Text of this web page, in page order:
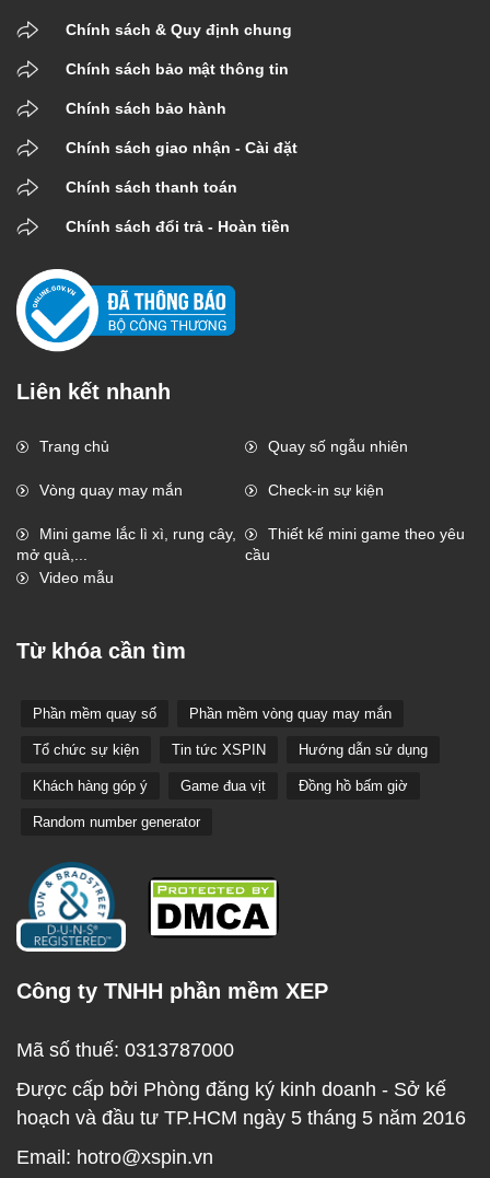
Chính sách & Quy định chung
Chính sách bảo mật thông tin
Chính sách bảo hành
Chính sách giao nhận - Cài đặt
Chính sách thanh toán
Chính sách đổi trả - Hoàn tiền
Liên kết nhanh
Trang chủ Quay số ngẫu nhiên
Vòng quay may mắn Check-in sự kiện
Mini game lắc lì xì, rung cây,
mở quà,...
Thiết kế mini game theo yêu
cầu
Video mẫu
Từ khóa cần tìm
Phần mềm quay số Phần mềm vòng quay may mắn
Tổ chức sự kiện Tin tức XSPIN Hướng dẫn sử dụng
Khách hàng góp ý Game đua vịt Đồng hồ bấm giờ
Random number generator
Công ty TNHH phần mềm XEP
Mã số thuế: 0313787000
Được cấp bởi Phòng đăng ký kinh doanh - Sở kế
hoạch và đầu tư TP.HCM ngày 5 tháng 5 năm 2016
Email: hotro@xspin.vn